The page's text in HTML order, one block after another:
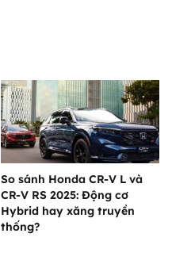
So sánh Honda CR-V L và
CR-V RS 2025: Động cơ
Hybrid hay xăng truyền
thống?